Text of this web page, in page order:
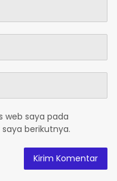
web saya pada
berikutnya.